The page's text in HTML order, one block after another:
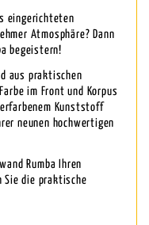
eingerichteten
Atmosphäre? Dann
begeistern!
aus praktischen
im Front und Korpus
Kunststoff
neunen hochwertigen
Rumba Ihren
Sie die praktische